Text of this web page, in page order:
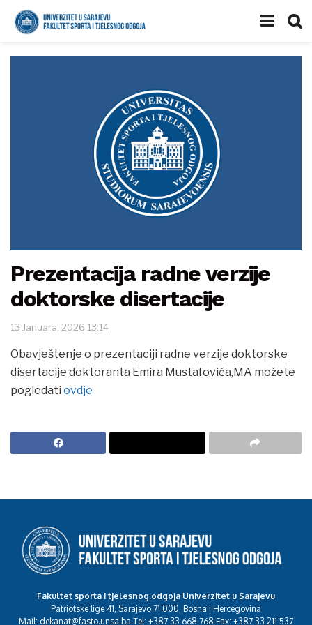
Prezentacija radne verzije
doktorske disertacije
13 Januara, 2026 13:14
Obavještenje o prezentaciji radne verzije doktorske
disertacije doktoranta Emira Mustafovića,MA možete
pogledati ovdje
Fakultet sporta i tjelesnog odgoja Univerzitet u Sarajevu
Patriotske lige 41, Sarajevo 71 000, Bosna i Hercegovina
Mail: dekanat@fasto.unsa.ba Tel: +387 33 668 768 Fax: +387 33 211 537